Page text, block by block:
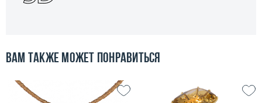
Вам также может понравиться